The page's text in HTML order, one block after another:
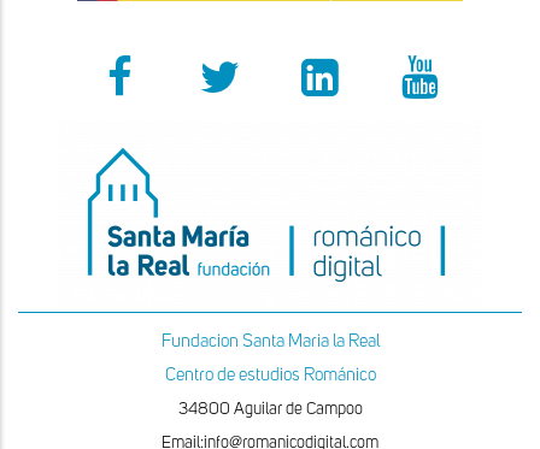
Fundacion Santa Maria la Real
Centro de estudios Románico
34800 Aguilar de Campoo
Email:info@romanicodigital.com